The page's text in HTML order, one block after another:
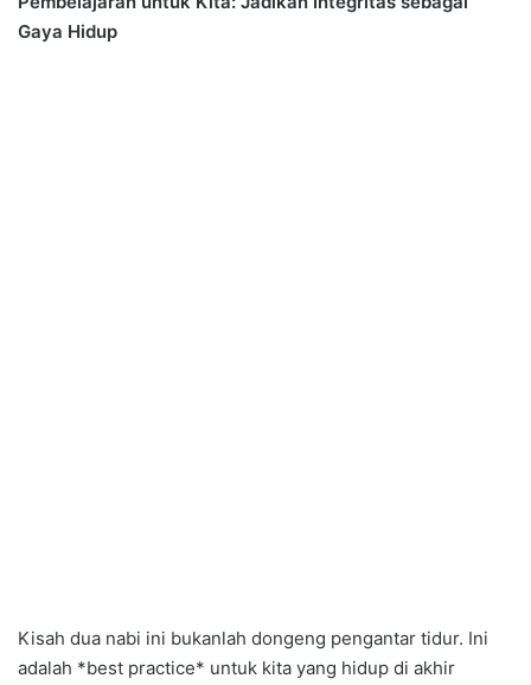
Gaya Hidup
Kisah dua nabi ini bukanlah dongeng pengantar tidur. Ini
adalah *best practice* untuk kita yang hidup di akhir